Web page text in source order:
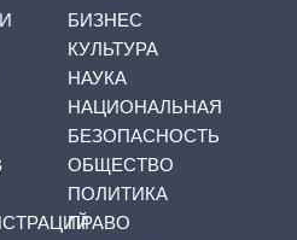
БИЗНЕС
КУЛЬТУРА
НАУКА
НАЦИОНАЛЬНАЯ
БЕЗОПАСНОСТЬ
ОБЩЕСТВО
ПОЛИТИКА
ПРАВО